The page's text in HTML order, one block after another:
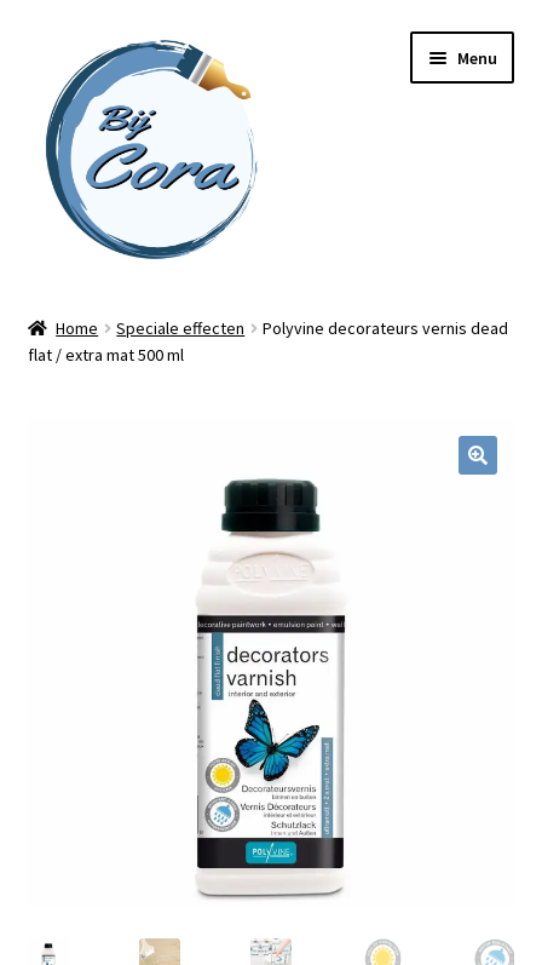
naar
navigatie
inhoud
Menu
Workshops
Home Speciale effecten
Polyvine decorateurs vernis dead
flat / extra mat 500 ml